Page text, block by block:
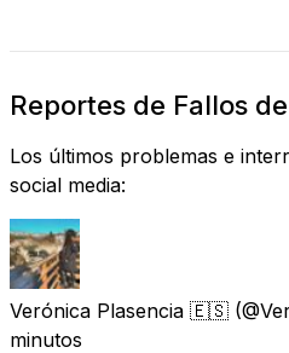
Reportes de Fallos
Los últimos problemas e
social media:
Verónica Plasencia 🇪🇸
minutos